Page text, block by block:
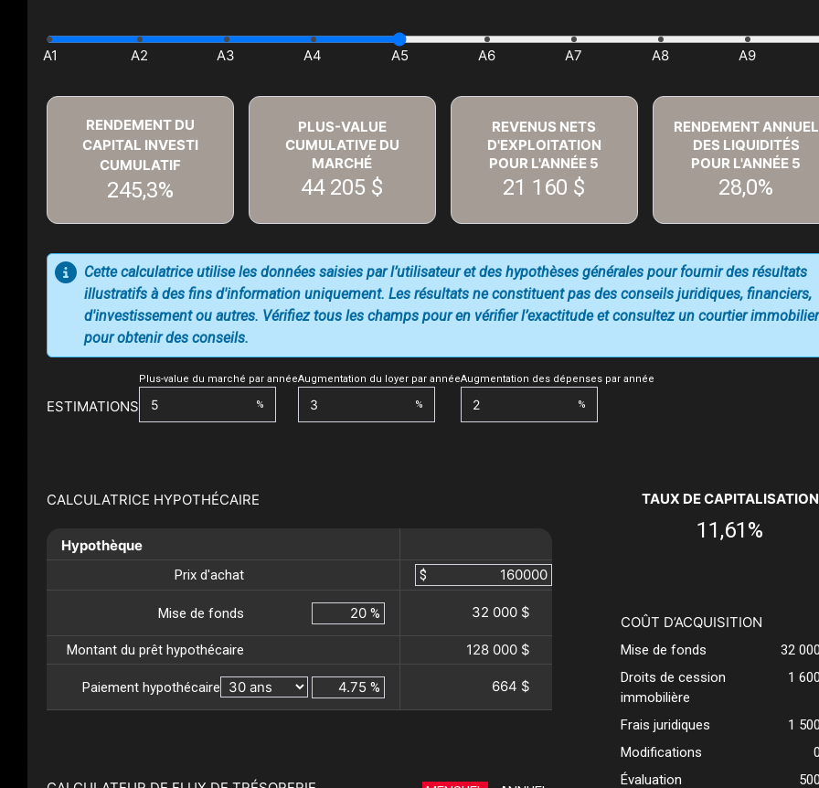
RENDEMENT DU
CAPITAL INVESTI
CUMULATIF
245,3%
PLUS-VALUE
CUMULATIVE DU
MARCHÉ
44 205 $
REVENUS NETS
D'EXPLOITATION
POUR L'ANNÉE 5
21 160 $
RENDEMENT ANNUEL
DES LIQUIDITÉS
POUR L'ANNÉE 5
28,0%
ESTIMATIONS
Plus-value du marché par année
%
Augmentation du loyer par année
%
Augmentation des dépenses par année
%
Cette calculatrice utilise les données saisies par l’utilisateur et des hypothèses générales pour fournir des résultats
illustratifs à des fins d'information uniquement. Les résultats ne constituent pas des conseils juridiques, financiers,
d'investissement ou autres. Vérifiez tous les champs pour en vérifier l’exactitude et consultez un courtier immobilier
pour obtenir des conseils.
CALCULATRICE HYPOTHÉCAIRE
Hypothèque
Prix d'achat $
Mise de fonds % 32 000 $
Montant du prêt hypothécaire 128 000 $
Paiement hypothécaire % 664 $
TAUX DE CAPITALISATION
11,61%
COÛT D’ACQUISITION
Mise de fonds
32
Droits de cession
immobilière
1
Frais juridiques
1
Modifications
Évaluation